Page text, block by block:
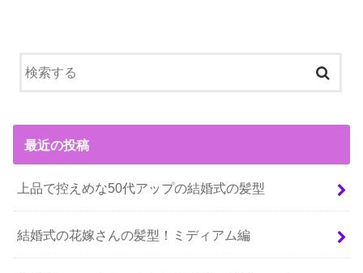
最近の投稿
上品で控えめな50代アップの結婚式の髪型
結婚式の花嫁さんの髪型！ミディアム編